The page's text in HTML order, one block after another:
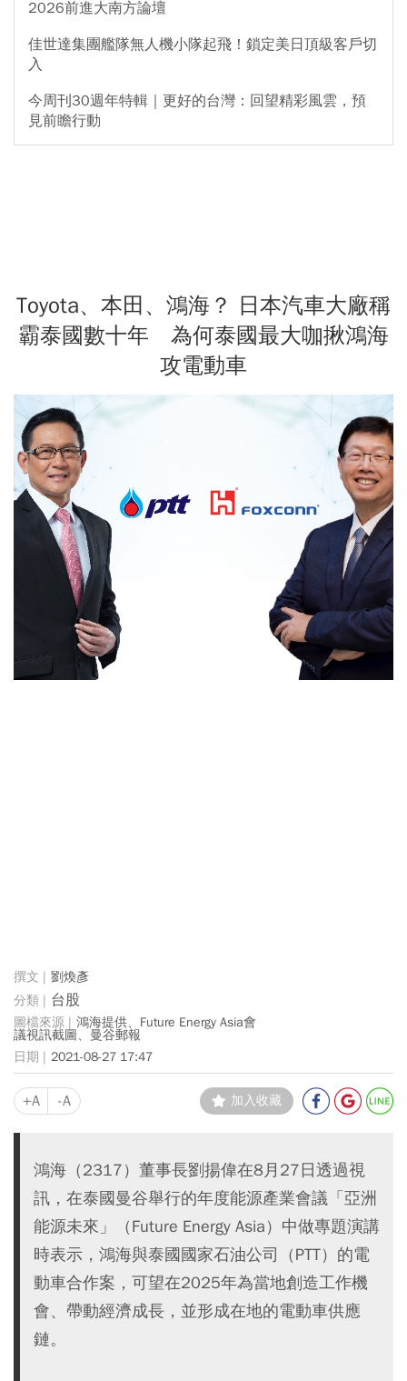
2026前進大南方論壇
佳世達集團艦隊無人機小隊起飛！鎖定美日頂級客戶切
入
今周刊30週年特輯｜更好的台灣：回望精彩風雲，預
見前瞻行動
Toyota、本田、鴻海？ 日本汽車大廠稱
霸泰國數十年 為何泰國最大咖揪鴻海
攻電動車
劉煥彥
台股
鴻海提供、Future Energy Asia會
議視訊截圖、曼谷郵報
2021-08-27 17:47
+A -A 加入收藏
鴻海（2317）董事長劉揚偉在8月27日透過視
訊，在泰國曼谷舉行的年度能源產業會議「亞洲
能源未來」（Future Energy Asia）中做專題演講
時表示，鴻海與泰國國家石油公司（PTT）的電
動車合作案，可望在2025年為當地創造工作機
會、帶動經濟成長，並形成在地的電動車供應
鏈。